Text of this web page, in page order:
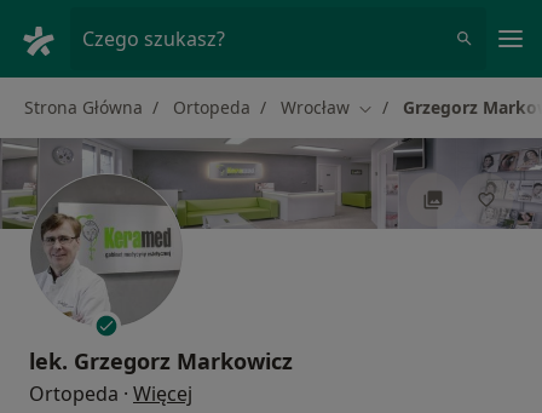
Czego szukasz?
Strona Główna Ortopeda Wrocław Zmień miasto
Grzegorz
lek. Grzegorz Markowicz
Ortopeda · Więcej